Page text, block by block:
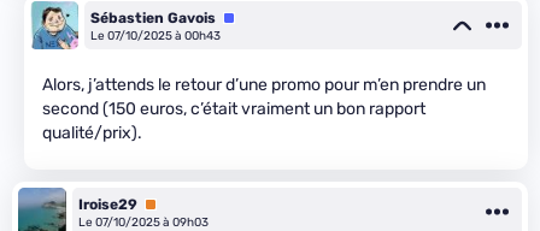
Sébastien Gavois Équipe
Le 07/10/2025 à 00h43
Alors, j’attends le retour d’une promo pour m’en prendre un
second (150 euros, c’était vraiment un bon rapport
qualité/prix).
Iroise29 Premium
Le 07/10/2025 à 09h03